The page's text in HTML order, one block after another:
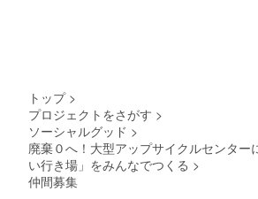
トップ >
プロジェクトをさがす >
ソーシャルグッド >
廃棄０へ！大型アップサイクルセンター
い行き場」をみんなでつくる >
仲間募集